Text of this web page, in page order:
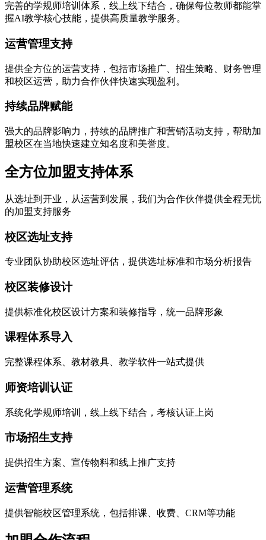
完善的学规师培训体系，线上线下结合，确保每位教师都能掌
握AI教学核心技能，提供高质量教学服务。
运营管理支持
提供全方位的运营支持，包括市场推广、招生策略、财务管理
和校区运营，助力合作伙伴快速实现盈利。
持续品牌赋能
强大的品牌影响力，持续的品牌推广和营销活动支持，帮助加
盟校区在当地快速建立知名度和美誉度。
全方位加盟支持体系
从选址到开业，从运营到发展，我们为合作伙伴提供全程无忧
的加盟支持服务
校区选址支持
专业团队协助校区选址评估，提供选址标准和市场分析报告
校区装修设计
提供标准化校区设计方案和装修指导，统一品牌形象
课程体系导入
完整课程体系、教材教具、教学软件一站式提供
师资培训认证
系统化学规师培训，线上线下结合，考核认证上岗
市场招生支持
提供招生方案、宣传物料和线上推广支持
运营管理系统
提供智能校区管理系统，包括排课、收费、CRM等功能